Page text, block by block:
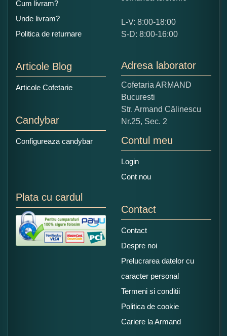
Cum livram?
Unde livram?
Politica de returnare
Articole Blog
Articole Cofetarie
Candybar
Configureaza candybar
L-V: 8:00-18:00
S-D: 8:00-16:00
Adresa laborator
Cofetaria ARMAND
Bucuresti
Str. Armand Călinescu
Nr.25, Sec. 2
Contul meu
Login
Cont nou
Plata cu cardul
Contact
Contact
Despre noi
Prelucrarea datelor cu
caracter personal
Termeni si conditii
Politica de cookie
Cariere la Armand